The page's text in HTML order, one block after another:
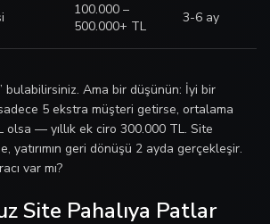
100.000 –
500.000+ TL
3-6 ay
bulabilirsiniz. Ama bir düşünün: İyi bir
5 ekstra müşteri getirse, ortalama
olsa — yıllık ek ciro 300.000 TL. Site
yatırımın geri dönüşü 2 ayda gerçekleşir.
var mı?
Site Pahalıya Patlar